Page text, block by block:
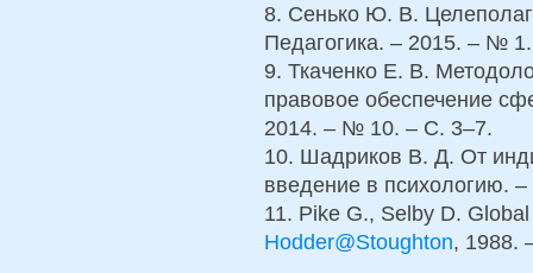
8. Сенько Ю. В.
Педагогика. – 2015. – №
9. Ткаченко Е. В.
правовое обеспечение
2014. – № 10. – С. 3–7.
10. Шадриков В. Д. От
введение в психологию.
11. Pike G., Selby D.
Hodder@Stoughton, 1988.